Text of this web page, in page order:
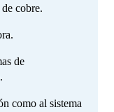
cobre.
de
como al sistema